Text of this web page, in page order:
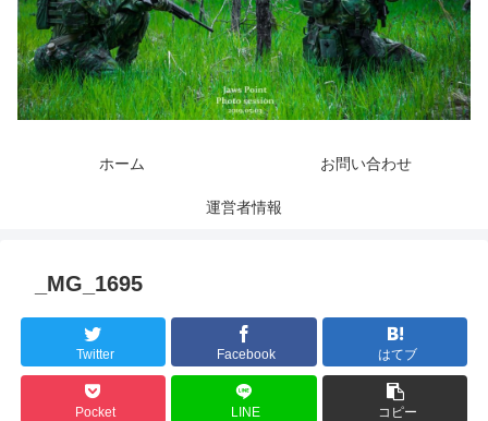
ホーム お問い合わせ
運営者情報
_MG_1695
Twitter Facebook はてブ
Pocket LINE コピー